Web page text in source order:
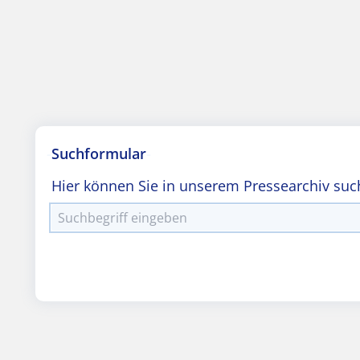
Suchformular
Hier können Sie in unserem Pressearchiv